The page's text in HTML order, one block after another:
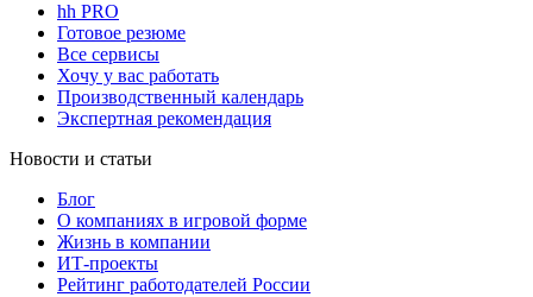
hh PRO
Готовое резюме
Все сервисы
Хочу у вас работать
Производственный календарь
Экспертная рекомендация
Новости и статьи
Блог
О компаниях в игровой форме
Жизнь в компании
ИТ-проекты
Рейтинг работодателей России